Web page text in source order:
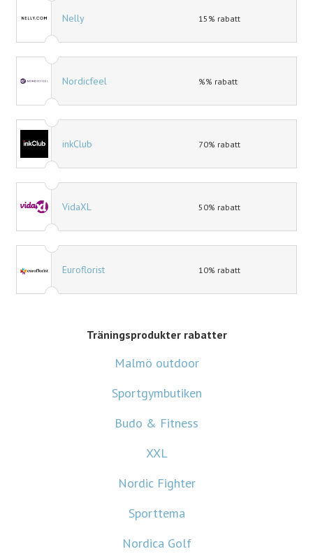
Nelly 15% rabatt
Nordicfeel %% rabatt
inkClub 70% rabatt
VidaXL 50% rabatt
Euroflorist 10% rabatt
Träningsprodukter rabatter
Malmö outdoor
Sportgymbutiken
Budo & Fitness
XXL
Nordic Fighter
Sporttema
Nordica Golf